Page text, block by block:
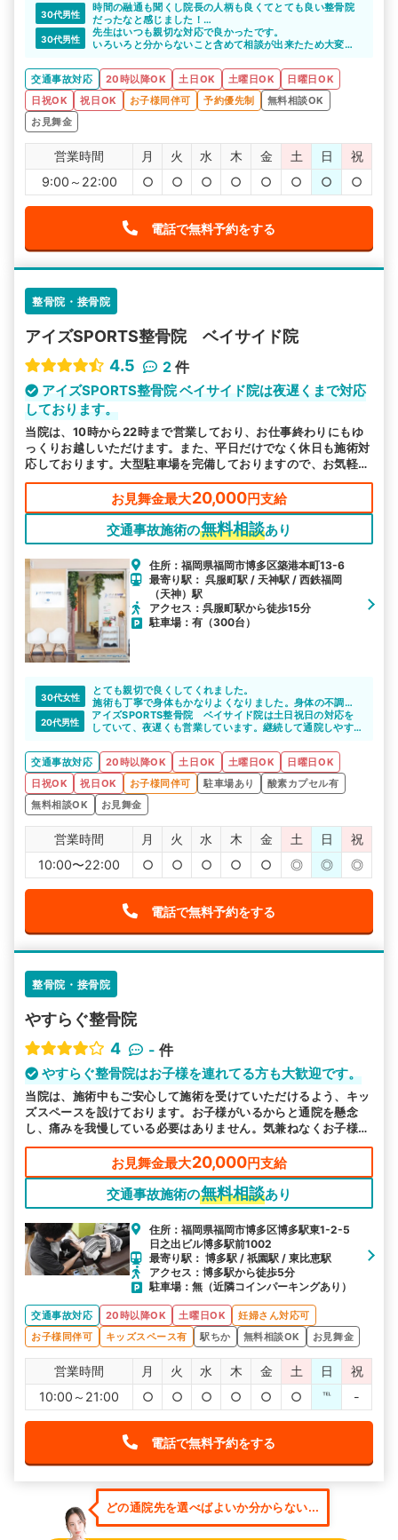
30代男性
時間の融通も聞くし院長の人柄も良くてとても良い整骨院
だったなと感じました！
また通いたいです！
30代男性
先生はいつも親切な対応で良かったです。
いろいろと分からないこと含めて相談が出来たため大変助
交通事故対応
20時以降OK 土日OK 土曜日OK
日曜日OK
日祝OK
祝日OK お子様同伴可 予約優先制
無料相談OK
お見舞金
営業時間 月 火 水 木 金 土 日
祝
9:00～22:00
○ ○ ○ ○ ○ ○ ○ ○
電話で無料予約をする
整骨院・接骨院
アイズSPORTS整骨院 ベイサイド院
4.5
2 件
アイズSPORTS整骨院 ベイサイド院は夜遅くまで対応
しております。
当院は、10時から22時まで営業しており、お仕事終わりにもゆ
っくりお越しいただけます。また、平日だけでなく休日も施術対
応しております。大型駐車場を完備しておりますので、お気軽に
お越しください。
お見舞金最大20,000円支給
交通事故施術の無料相談あり
住所：福岡県福岡市博多区築港本町13-6
最寄り駅： 呉服町駅 / 天神駅 / 西鉄福岡
（天神）駅
アクセス：呉服町駅から徒歩15分
駐車場：有（300台）
30代女性
とても親切で良くしてくれました。
施術も丁寧で身体もかなりよくなりました。身体の不調が
あったらまた行きたいと思いました！
20代男性
アイズSPORTS整骨院 ベイサイド院は土日祝日の対応を
していて、夜遅くも営業しています。継続して通院しやす
交通事故対応
20時以降OK 土日OK 土曜日OK
日曜日OK
日祝OK
祝日OK お子様同伴可 駐車場あり
酸素カプセル有
無料相談OK
お見舞金
営業時間 月 火 水 木 金 土 日
祝
10:00〜22:00
○ ○ ○ ○ ○ ◎ ◎ ◎
電話で無料予約をする
整骨院・接骨院
やすらぐ整骨院
4
- 件
やすらぐ整骨院はお子様を連れてる方も大歓迎です。
当院は、施術中もご安心して施術を受けていただけるよう、キッ
ズスペースを設けております。お子様がいるからと通院を懸念
し、痛みを我慢している必要はありません。気兼ねなくお子様を
お連れください。 土曜日も平日と同じ時間営業しておりますの
で、午前中に急いでお越し頂く事はありません。皆様のお好きな
タイミングにお越しください。
お見舞金最大20,000円支給
交通事故施術の無料相談あり
住所：福岡県福岡市博多区博多駅東1-2-5
日之出ビル博多駅前1002
最寄り駅： 博多駅 / 祇園駅 / 東比恵駅
アクセス：博多駅から徒歩5分
駐車場：無（近隣コインパーキングあり）
交通事故対応 20時以降OK 土曜日OK
妊婦さん対応可
お子様同伴可
キッズスペース有 駅ちか 無料相談OK お見舞金
営業時間 月 火 水 木 金 土 日
祝
10:00～21:00
○ ○ ○ ○ ○ ○ ℡ -
電話で無料予約をする
どの通院先を選べばよいか分からない...